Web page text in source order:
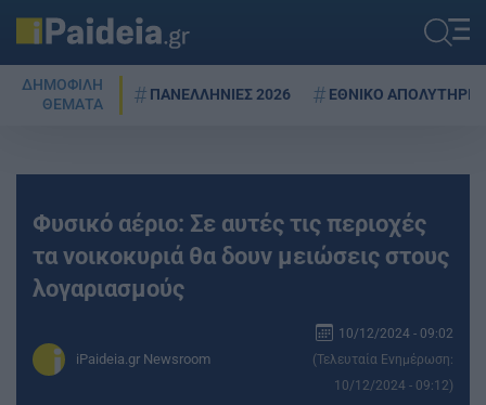
ΔΗΜΟΦΙΛΗ
ΘΕΜΑΤΑ
ΠΑΝΕΛΛΗΝΙΕΣ 2026 ΕΘΝΙΚΟ ΑΠΟΛΥΤΗΡΙΟ
Φυσικό αέριο: Σε αυτές τις περιοχές
τα νοικοκυριά θα δουν μειώσεις στους
λογαριασμούς
iPaideia.gr Newsroom
10/12/2024 - 09:02
(Τελευταία Ενημέρωση:
10/12/2024 - 09:12)